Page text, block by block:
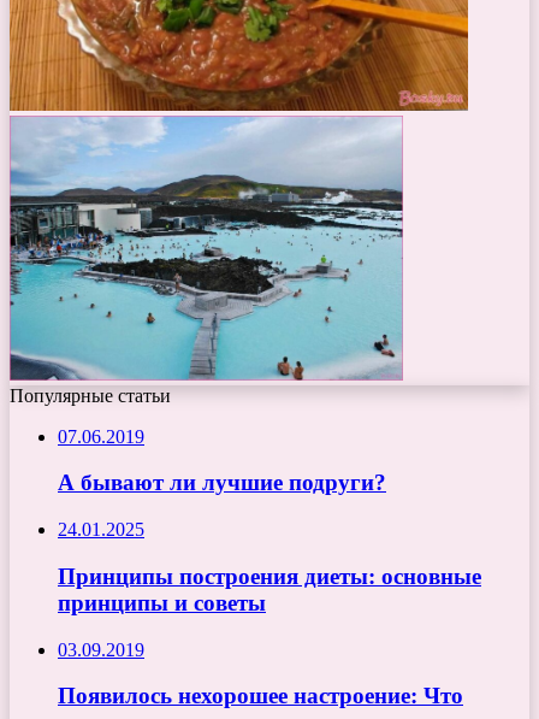
Популярные статьи
07.06.2019
А бывают ли лучшие подруги?
24.01.2025
Принципы построения диеты: основные
принципы и советы
03.09.2019
Появилось нехорошее настроение: Что